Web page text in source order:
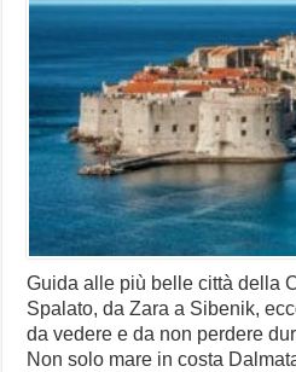
Guida alle più belle città della
Spalato, da Zara a Sibenik,
da vedere e da non perdere
Non solo mare in costa